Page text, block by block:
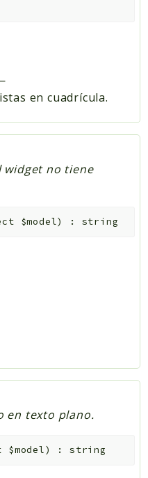
en cuadrícula.
widget no tiene
$model) : string
en texto plano.
$model) :string